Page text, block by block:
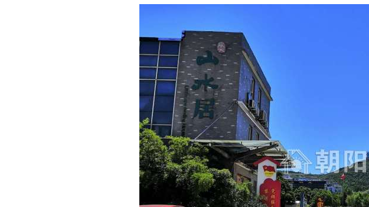
孙红艳
从业带看:
1071套
15395475181
李多军
从业带看:
13399548777
王娟
从业带看:2195套
18009642611
闵辉
从业带看:847套
13329285306
从业带看:
1619套
19965520195